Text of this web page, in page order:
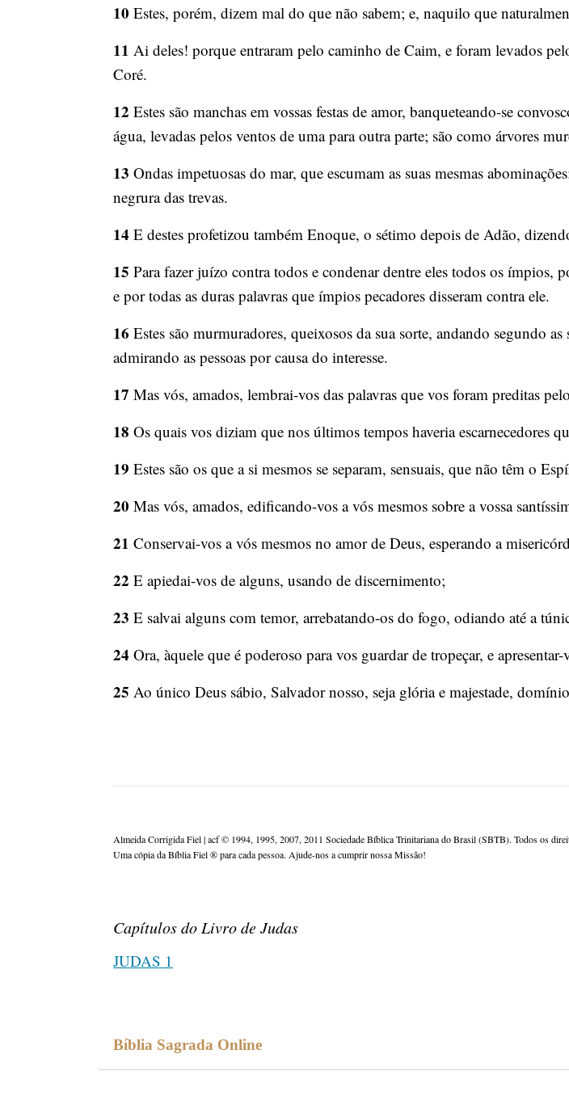
10 Estes, porém, dizem mal do que não sabem; e, naquilo que
11 Ai deles! porque entraram pelo caminho de Caim, e foram levados
Coré.
12 Estes são manchas em vossas festas de amor, banqueteando-se
água, levadas pelos ventos de uma para outra parte; são como árvores
13 Ondas impetuosas do mar, que escumam as suas mesmas
negrura das trevas.
14 E destes profetizou também Enoque, o sétimo depois de Adão,
15 Para fazer juízo contra todos e condenar dentre eles todos os ímpios,
e por todas as duras palavras que ímpios pecadores disseram contra ele.
16 Estes são murmuradores, queixosos da sua sorte, andando segundo
admirando as pessoas por causa do interesse.
17 Mas vós, amados, lembrai-vos das palavras que vos foram preditas
18 Os quais vos diziam que nos últimos tempos haveria escarnecedores
19 Estes são os que a si mesmos se separam, sensuais, que não têm o
20 Mas vós, amados, edificando-vos a vós mesmos sobre a vossa
21 Conservai-vos a vós mesmos no amor de Deus, esperando a
22 E apiedai-vos de alguns, usando de discernimento;
23 E salvai alguns com temor, arrebatando-os do fogo, odiando até a
24 Ora, àquele que é poderoso para vos guardar de tropeçar, e
25 Ao único Deus sábio, Salvador nosso, seja glória e majestade,
Almeida Corrigida Fiel | acf ©️ 1994, 1995, 2007, 2011 Sociedade Bíblica Trinitariana do Brasil (SBTB). Todos os
Uma cópia da Bíblia Fiel ®️ para cada pessoa. Ajude-nos a cumprir nossa Missão!
Capítulos do Livro de Judas
JUDAS 1
Bíblia Sagrada Online